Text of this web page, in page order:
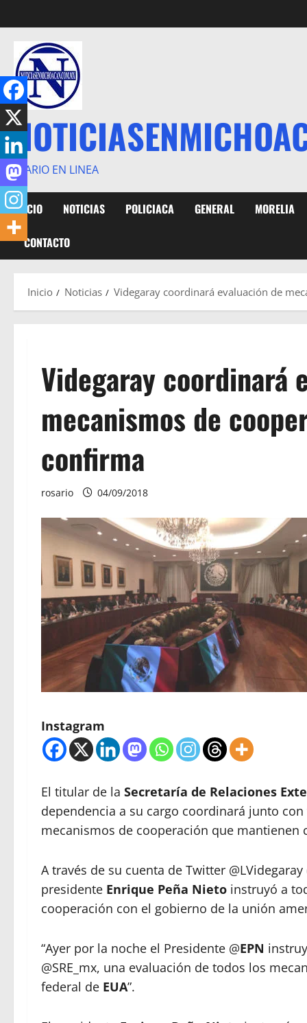
al
contenido
DIARIO EN LINEA
INICIO NOTICIAS POLICIACA GENERAL MORELIA
CONTACTO
Inicio Noticias Videgaray coordinará evaluación de
Videgaray coordinará
mecanismos de
confirma
rosario 04/09/2018
Instagram
El titular de la Secretaría de Relaciones
dependencia a su cargo coordinará junto
mecanismos de cooperación que mantienen
A través de su cuenta de Twitter
presidente Enrique Peña Nieto instruyó a
cooperación con el gobierno de la unión
“Ayer por la noche el Presidente @EPN
@SRE_mx, una evaluación de todos los
federal de EUA”.